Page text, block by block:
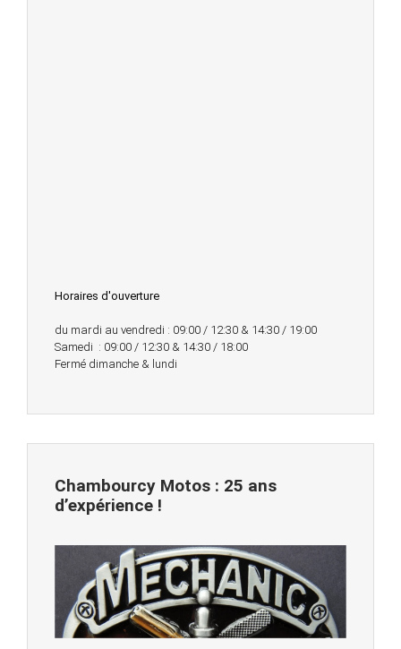
Horaires d'ouverture
du mardi au vendredi : 09:00 / 12:30 & 14:30 / 19:00
Samedi : 09:00 / 12:30 & 14:30 / 18:00
Fermé dimanche & lundi
Chambourcy Motos : 25 ans
d’expérience !